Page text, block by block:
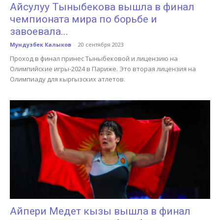
Айсулуу Тыныбекова вышла в финал
чемпионата мира по борьбе и
завоевала...
Мундузбек Калыков - 20 сентября 2023
Проход в финал принес Тыныбековой и лицензию на
Олимпийские игры-2024 в Париже. Это вторая лицензия на
Олимпиаду для кыргызских атлетов.
Айпери Медет кызы вышла в финал